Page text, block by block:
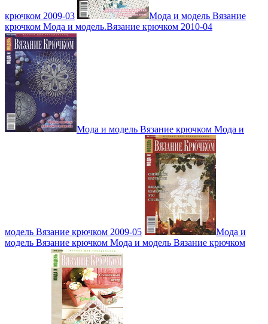
крючком 2009-03
Мода и модель Вязание
крючком Мода и модель.Вязание крючком 2010-04
Мода и модель Вязание крючком Мода и
модель Вязание крючком 2009-05
Мода и
модель Вязание крючком Мода и модель Вязание крючком